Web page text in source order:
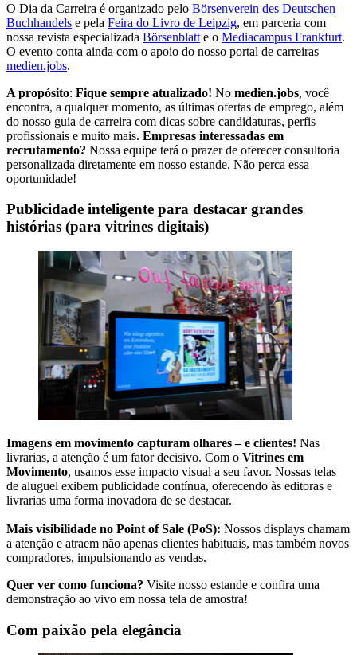
O Dia da Carreira é organizado pelo Börsenverein des Deutschen
Buchhandels e pela Feira do Livro de Leipzig, em parceria com
nossa revista especializada Börsenblatt e o Mediacampus Frankfurt.
O evento conta ainda com o apoio do nosso portal de carreiras
medien.jobs.
A propósito: Fique sempre atualizado! No medien.jobs, você
encontra, a qualquer momento, as últimas ofertas de emprego, além
do nosso guia de carreira com dicas sobre candidaturas, perfis
profissionais e muito mais. Empresas interessadas em
recrutamento? Nossa equipe terá o prazer de oferecer consultoria
personalizada diretamente em nosso estande. Não perca essa
oportunidade!
Publicidade inteligente para destacar grandes
histórias (para vitrines digitais)
Imagens em movimento capturam olhares – e clientes! Nas
livrarias, a atenção é um fator decisivo. Com o Vitrines em
Movimento, usamos esse impacto visual a seu favor. Nossas telas
de aluguel exibem publicidade contínua, oferecendo às editoras e
livrarias uma forma inovadora de se destacar.
Mais visibilidade no Point of Sale (PoS): Nossos displays chamam
a atenção e atraem não apenas clientes habituais, mas também novos
compradores, impulsionando as vendas.
Quer ver como funciona? Visite nosso estande e confira uma
demonstração ao vivo em nossa tela de amostra!
Com paixão pela elegância